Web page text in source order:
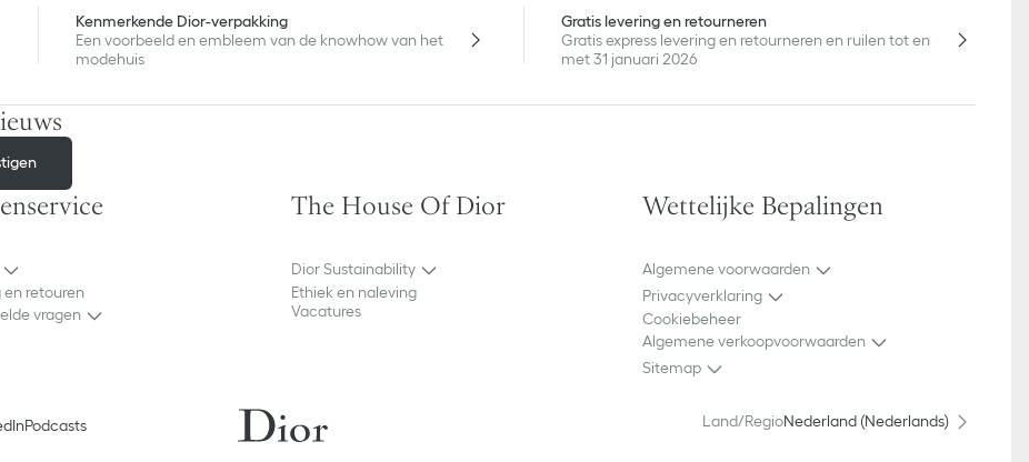
Kenmerkende Dior-verpakking
Een voorbeeld en embleem van de knowhow van het
modehuis
Gratis levering en retourneren
Gratis express levering en retourneren en ruilen tot en
met 31 januari 2026
en retouren
vragen
The House Of Dior
Dior Sustainability
Ethiek en naleving
Vacatures
Wettelijke Bepalingen
Algemene voorwaarden
Privacyverklaring
Cookiebeheer
Algemene verkoopvoorwaarden
Sitemap
Land/RegioNederland (Nederlands)
Podcasts